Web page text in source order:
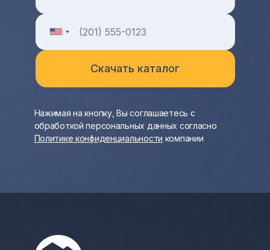
Нажимая на кнопку, Вы соглашаетесь с
обработкой персональных данных согласно
Политике конфиденциальности компании